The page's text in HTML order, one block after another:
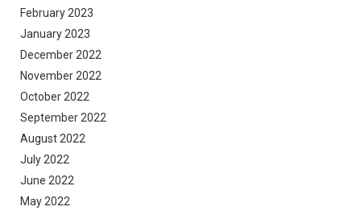
February 2023
January 2023
December 2022
November 2022
October 2022
September 2022
August 2022
July 2022
June 2022
May 2022